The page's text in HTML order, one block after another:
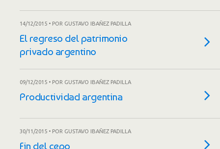
14/12/2015 • POR GUSTAVO IBAÑEZ PADILLA
El regreso del patrimonio
privado argentino
09/12/2015 • POR GUSTAVO IBAÑEZ PADILLA
Productividad argentina
30/11/2015 • POR GUSTAVO IBAÑEZ PADILLA
Fin del cepo